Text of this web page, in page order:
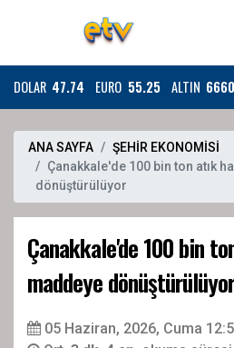
DOLAR 47.74 EURO 55.25 ALTIN
ANA SAYFA
ŞEHİR EKONOMİSİ
Çanakkale'de 100 bin ton atık
dönüştürülüyor
Çanakkale'de 100 bin
maddeye dönüştürülüyor
05 Haziran, 2026, Cuma